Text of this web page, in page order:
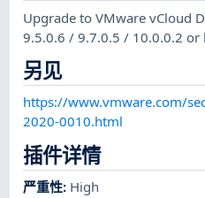
Upgrade to VMware vCloud
9.5.0.6 / 9.7.0.5 / 10.0.0.2 or
另见
https://www.vmware.com/
2020-0010.html
插件详情
严重性: High